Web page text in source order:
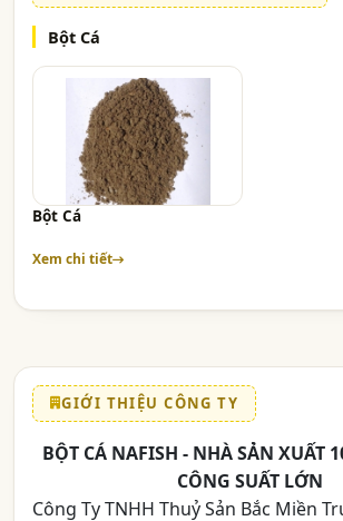
Bột Cá
Bột Cá
Xem chi tiết
GIỚI THIỆU CÔNG TY
BỘT CÁ NAFISH - NHÀ SẢN XUẤT
CÔNG SUẤT LỚN
Công Ty TNHH Thuỷ Sản Bắc Miền